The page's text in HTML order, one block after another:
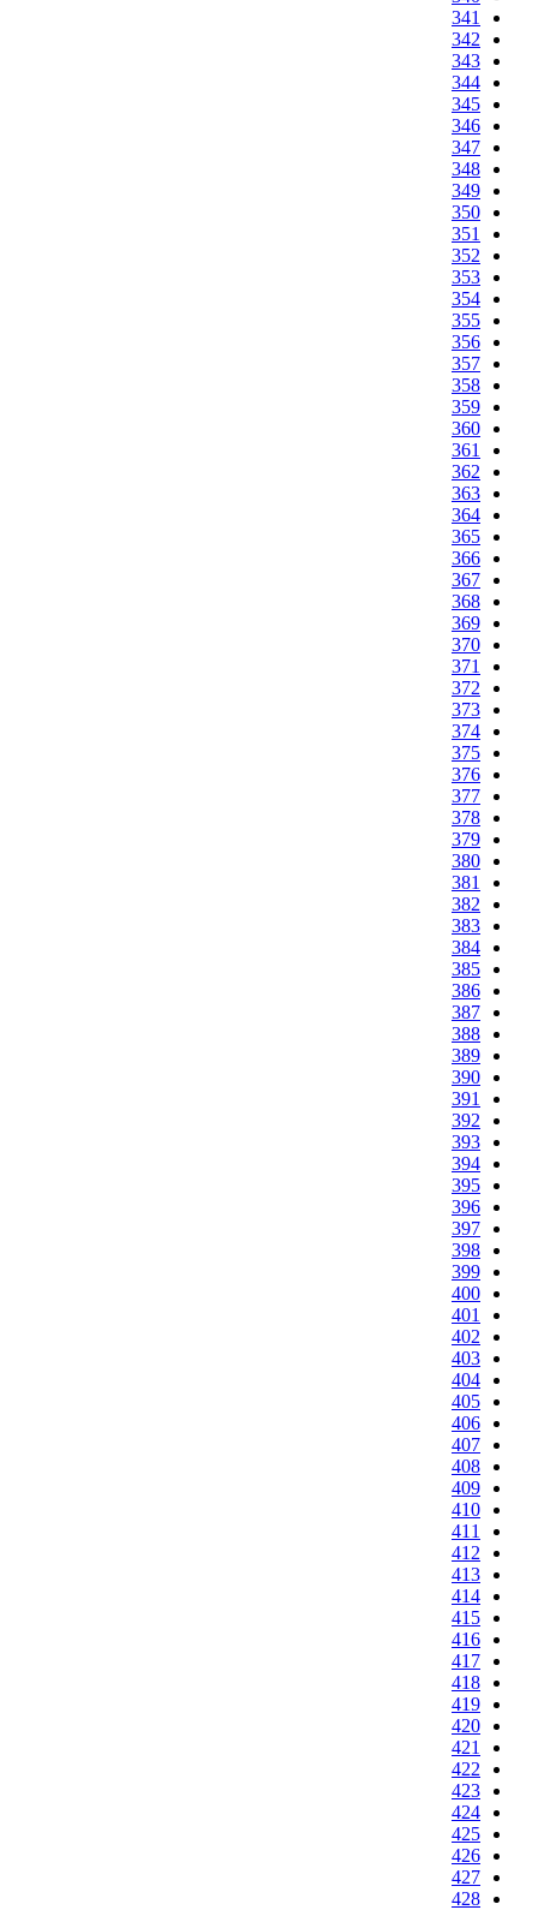
341
342
343
344
345
346
347
348
349
350
351
352
353
354
355
356
357
358
359
360
361
362
363
364
365
366
367
368
369
370
371
372
373
374
375
376
377
378
379
380
381
382
383
384
385
386
387
388
389
390
391
392
393
394
395
396
397
398
399
400
401
402
403
404
405
406
407
408
409
410
411
412
413
414
415
416
417
418
419
420
421
422
423
424
425
426
427
428